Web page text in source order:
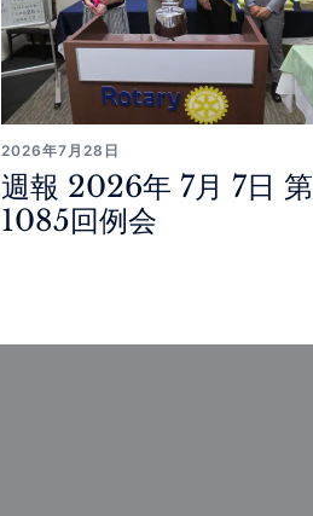
2026年7月28日
週報 2026年 7月 7日 第
1085回例会